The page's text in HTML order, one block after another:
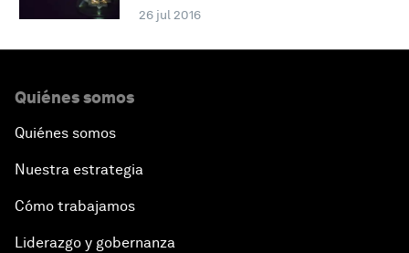
26 jul 2016
Quiénes somos
Quiénes somos
Nuestra estrategia
Cómo trabajamos
Liderazgo y gobernanza